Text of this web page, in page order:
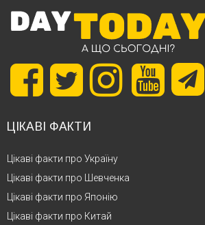
ЦІКАВІ ФАКТИ
Цікаві факти про Україну
Цікаві факти про Шевченка
Цікаві факти про Японію
Цікаві факти про Китай